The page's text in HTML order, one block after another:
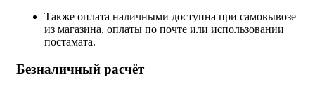
Также оплата наличными доступна при самовывозе
из магазина, оплаты по почте или использовании
постамата.
Безналичный расчёт